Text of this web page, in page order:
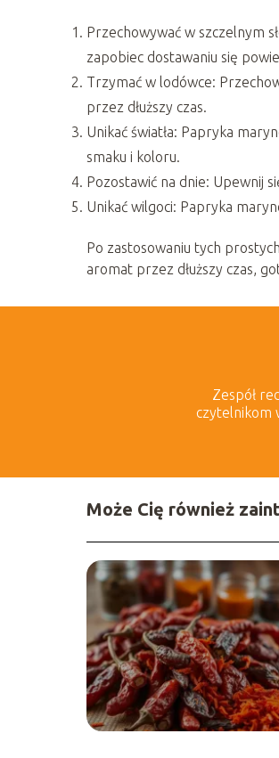
Przechowywać w szczelnym
zapobiec dostawaniu się
Trzymać w lodówce:
przez dłuższy czas.
Unikać światła: Papryka
smaku i koloru.
Pozostawić na dnie: Upewnij
Unikać wilgoci: Papryka
Po zastosowaniu tych
aromat przez dłuższy czas,
Zespół
czytelnikom
Może Cię również